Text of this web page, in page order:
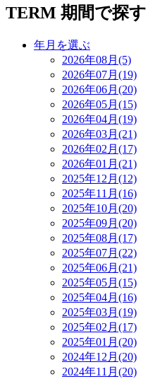
TERM 期間で探す
年月を選ぶ
2026年08月(5)
2026年07月(19)
2026年06月(20)
2026年05月(15)
2026年04月(19)
2026年03月(21)
2026年02月(17)
2026年01月(21)
2025年12月(12)
2025年11月(16)
2025年10月(20)
2025年09月(20)
2025年08月(17)
2025年07月(22)
2025年06月(21)
2025年05月(15)
2025年04月(16)
2025年03月(19)
2025年02月(17)
2025年01月(20)
2024年12月(20)
2024年11月(20)